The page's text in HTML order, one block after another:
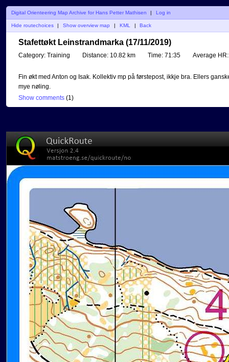
Digital Orienteering Map Archive for Hans Petter Mathisen | Log in
Hide routechoices Show overview map KML Back
Stafettøkt Leinstrandmarka (17/11/2019)
Category: Training Distance: 10.82 km Time: 71:35 Average HR:
Fin økt med Anton og Isak. Kollektiv mp på førstepost, ikkje bra. Ellers
mye nøling.
Show comments (1)